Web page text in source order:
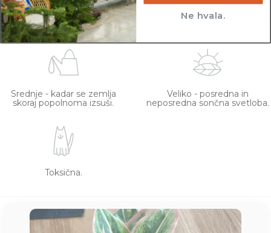
16 cm
Srednje - kadar se zemlja
skoraj popolnoma izsuši.
Veliko - posredna in
neposredna sončna svetloba.
Toksična.
Ne hvala.